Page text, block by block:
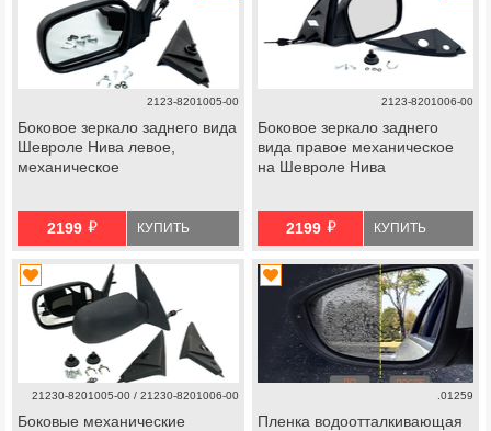
2123-8201005-00
Боковое зеркало заднего вида
Шевроле Нива левое,
механическое
2199 й КУПИТЬ
2123-8201006-00
Боковое зеркало заднего
вида правое механическое
на Шевроле Нива
2199 й КУПИТЬ
21230-8201005-00 / 21230-8201006-00
Боковые механические
.01259
Пленка водоотталкивающая